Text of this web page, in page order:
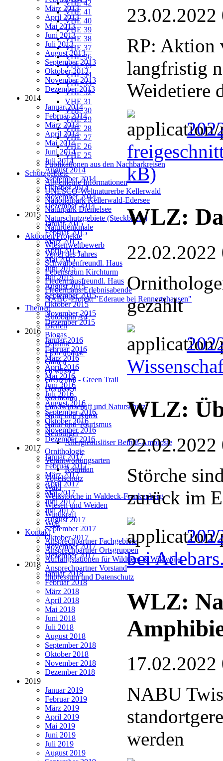
VHE 42
VHE 41
VHE 40
VHE 39
VHE 38
VHE 37
VHE 36
VHE 35
VHE 34
VHE 33
VHE 32
VHE 31
VHE 30
VHE 29
VHE 28
VHE 27
VHE 26
VHE 25
Publikationen aus den Nachbarkreisen
Schutzgebiete
Allgemeine Informationen
UNESCO-Weltnaturerbe Kellerwald
Nationalpark Kellerwald-Edersee
Naturpark Diemelsee
Naturschutzgebiete (Steckbriefe)
Naturdenkmale
Aktionen/Projekte
Wiesenwettbewerb
Vogel des Jahres
Schwalbenfreundl. Haus
Lebensraum Kirchturm
Fledermausfreundl. Haus
Fledermaus-Erlebnisabende
NABU-Projekt "Ederaue bei Rennertehausen"
Themen
Autobahn A4
Bienen
Biogas
Botanik
Fledermäuse
Garten
Gewässer
Grenztrail - Green Trail
Hornissen
Kormoran
Landwirtschaft und Naturschutz
Natur und Kunst
Natur und Tourismus
Neubürger
Allergieauslöser Beifuß-Ambrosie
Ornithologie
Verantwortungsarten
Rotmilan
Vogelschutz
Wald
Weißstörche in Waldeck-Frankenberg
Wiesen und Weiden
Windkraft
Wolf
Kontakt
Ansprechpartner Fachgebiete
Ansprechpartner Ortsgruppen
Auffangstationen für Wildtiere & Wildvögel
Ansprechpartner Vorstand
Impressum und Datenschutz
März 2013
April 2013
Mai 2013
Juni 2013
Juli 2013
August 2013
September 2013
Oktober 2013
November 2013
Dezember 2013
2014
Januar 2014
Februar 2014
März 2014
April 2014
Mai 2014
Juni 2014
Juli 2014
August 2014
September 2014
Oktober 2014
November 2014
Dezember 2014
2015
Januar 2015
Februar 2015
März 2015
April 2015
Mai 2015
Juni 2015
Juli 2015
August 2015
September 2015
Oktober 2015
November 2015
Dezember 2015
2016
Januar 2016
Februar 2016
März 2016
April 2016
Mai 2016
Juni 2016
Juli 2016
August 2016
September 2016
Oktober 2016
November 2016
Dezember 2016
2017
Januar 2017
Februar 2017
März 2017
April 2017
Mai 2017
Juni 2017
Juli 2017
August 2017
September 2017
Oktober 2017
November 2017
Dezember 2017
2018
Januar 2018
Februar 2018
März 2018
April 2018
Mai 2018
Juni 2018
Juli 2018
August 2018
September 2018
Oktober 2018
November 2018
Dezember 2018
2019
Januar 2019
Februar 2019
März 2019
April 2019
Mai 2019
Juni 2019
Juli 2019
August 2019
23.02.2022
RP: Aktion
langfristig
Weidetiere
kB)
WLZ:
22.02.2022
gezählt
WLZ:
22.02.2022
Störche
zurück im
bei
WLZ:
17.02.2022
NABU
werden